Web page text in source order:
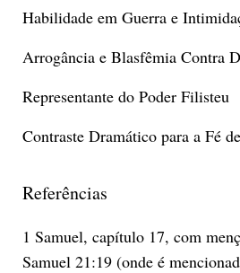
Habilidade em Guerra e
Arrogância e Blasfêmia Contra
Representante do Poder Filisteu
Contraste Dramático para a Fé
Referências
1 Samuel, capítulo 17, com
Samuel 21:19 (onde é